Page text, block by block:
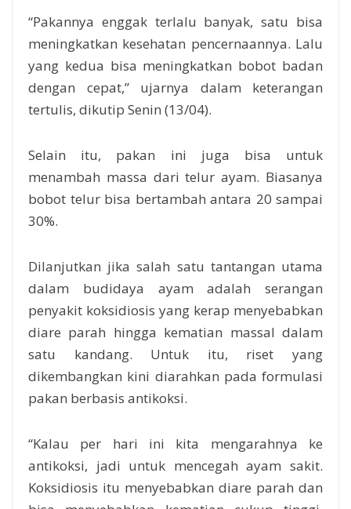
“Pakannya enggak terlalu banyak, satu bisa
meningkatkan kesehatan pencernaannya. Lalu
yang kedua bisa meningkatkan bobot badan
dengan cepat,” ujarnya dalam keterangan
tertulis, dikutip Senin (13/04).
Selain itu, pakan ini juga bisa untuk
menambah massa dari telur ayam. Biasanya
bobot telur bisa bertambah antara 20 sampai
30%.
Dilanjutkan jika salah satu tantangan utama
dalam budidaya ayam adalah serangan
penyakit koksidiosis yang kerap menyebabkan
diare parah hingga kematian massal dalam
satu kandang. Untuk itu, riset yang
dikembangkan kini diarahkan pada formulasi
pakan berbasis antikoksi.
“Kalau per hari ini kita mengarahnya ke
antikoksi, jadi untuk mencegah ayam sakit.
Koksidiosis itu menyebabkan diare parah dan